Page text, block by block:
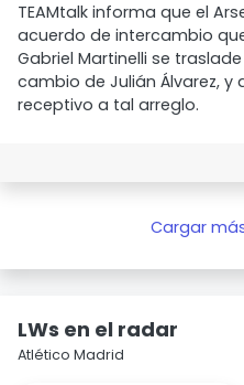
TEAMtalk informa que el
acuerdo de intercambio
Gabriel Martinelli se
cambio de Julián Álvarez, y
receptivo a tal arreglo.
Cargar
LWs en el radar
Atlético Madrid